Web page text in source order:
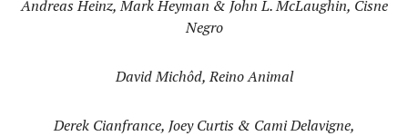
Andreas Heinz, Mark Heyman & John L. McLaughin, Cisne
Negro
David Michôd, Reino Animal
Derek Cianfrance, Joey Curtis & Cami Delavigne,